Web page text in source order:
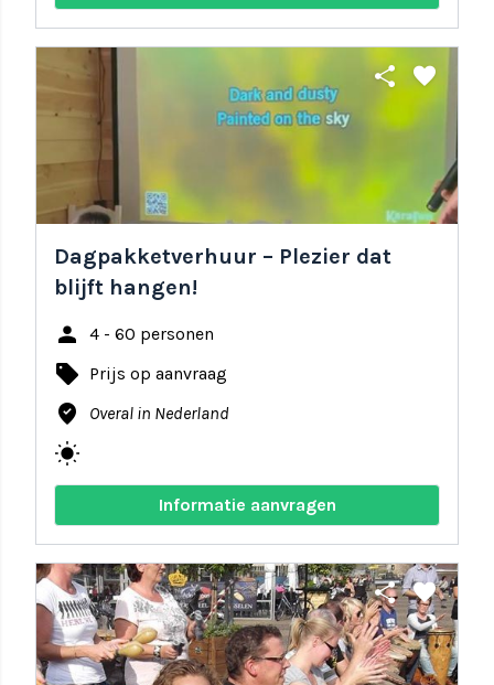
share favorite
Dagpakketverhuur – Plezier dat
blijft hangen!
person 4 - 60 personen
local_offer Prijs op aanvraag
where_to_vote Overal in Nederland
wb_sunny
Informatie aanvragen
share favorite